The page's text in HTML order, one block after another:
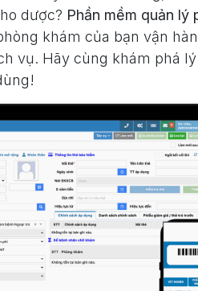
dược? Phần mềm quản lý
khám của bạn vận
vụ. Hãy cùng khám phá